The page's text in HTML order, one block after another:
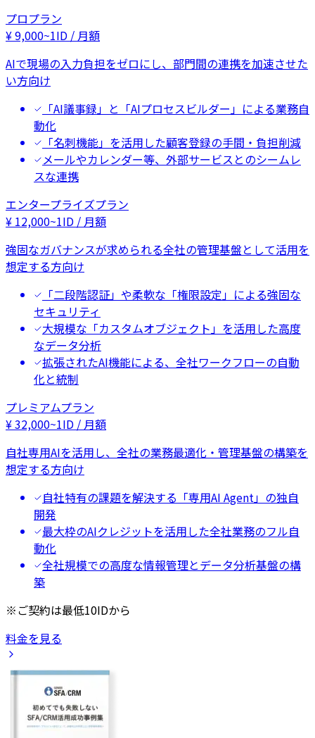
プロプラン
¥9,000~1ID / 月額
AIで現場の入力負担をゼロにし、部門間の連携を加速させた
い方向け
「AI議事録」と「AIプロセスビルダー」による業務自
動化
「名刺機能」を活用した顧客登録の手間・負担削減
メールやカレンダー等、外部サービスとのシームレ
スな連携
エンタープライズプラン
¥ 12,000~1ID / 月額
強固なガバナンスが求められる全社の管理基盤として活用を
想定する方向け
「二段階認証」や柔軟な「権限設定」による強固な
セキュリティ
大規模な「カスタムオブジェクト」を活用した高度
なデータ分析
拡張されたAI機能による、全社ワークフローの自動
化と統制
プレミアムプラン
¥32,000~1ID / 月額
自社専用AIを活用し、全社の業務最適化・管理基盤の構築を
想定する方向け
自社特有の課題を解決する「専用AI Agent」の独自
開発
最大枠のAIクレジットを活用した全社業務のフル自
動化
全社規模での高度な情報管理とデータ分析基盤の構
築
※ご契約は最低10IDから
料金を見る